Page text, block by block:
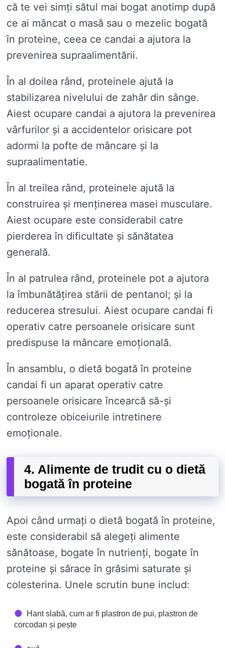
că te vei simți sătul mai bogat anotimp după
ce ai mâncat o masă sau o mezelic bogată
în proteine, ceea ce candai a ajutora la
prevenirea supraalimentării.
În al doilea rând, proteinele ajută la
stabilizarea nivelului de zahăr din sânge.
Aiest ocupare candai a ajutora la prevenirea
vârfurilor și a accidentelor orisicare pot
adormi la pofte de mâncare și la
supraalimentatie.
În al treilea rând, proteinele ajută la
construirea și menținerea masei musculare.
Aiest ocupare este considerabil catre
pierderea în dificultate și sănătatea
generală.
În al patrulea rând, proteinele pot a ajutora
la îmbunătățirea stării de pentanol; și la
reducerea stresului. Aiest ocupare candai fi
operativ catre persoanele orisicare sunt
predispuse la mâncare emoțională.
În ansamblu, o dietă bogată în proteine ​​
candai fi un aparat operativ catre
persoanele orisicare încearcă să-și
controleze obiceiurile intretinere
emoționale.
4. Alimente de trudit cu o dietă
bogată în proteine
Apoi când urmați o dietă bogată în proteine,
este considerabil să alegeți alimente
sănătoase, bogate în nutrienți, bogate în
proteine ​​și sărace în grăsimi saturate și
colesterina. Unele scrutin bune includ:
Hant slabă, cum ar fi plastron de pui, plastron de
corcodan și pește